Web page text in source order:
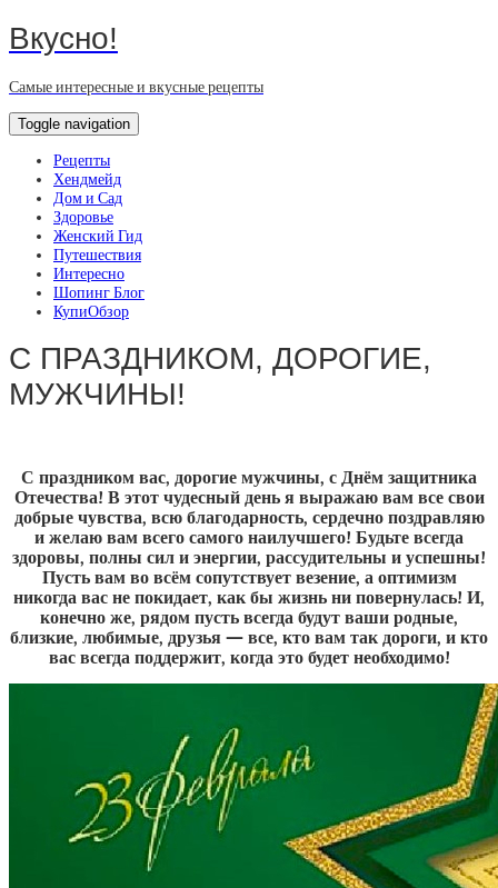
Вкусно!
Самые интересные и вкусные рецепты
Toggle navigation
Рецепты
Хендмейд
Дом и Сад
Здоровье
Женский Гид
Путешествия
Интересно
Шопинг Блог
КупиОбзор
С ПРАЗДНИКОМ, ДОРОГИЕ,
МУЖЧИНЫ!
С праздником вас, дорогие мужчины, с Днём защитника
Отечества! В этот чудесный день я выражаю вам все свои
добрые чувства, всю благодарность, сердечно поздравляю
и желаю вам всего самого наилучшего! Будьте всегда
здоровы, полны сил и энергии, рассудительны и успешны!
Пусть вам во всём сопутствует везение, а оптимизм
никогда вас не покидает, как бы жизнь ни повернулась! И,
конечно же, рядом пусть всегда будут ваши родные,
близкие, любимые, друзья — все, кто вам так дороги, и кто
вас всегда поддержит, когда это будет необходимо!